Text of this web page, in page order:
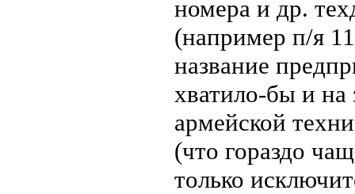
номера и др.
(например п/я
название
хватило-бы и на
армейской
(что гораздо
только